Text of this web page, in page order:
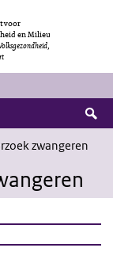
voor
en Milieu
zwangeren